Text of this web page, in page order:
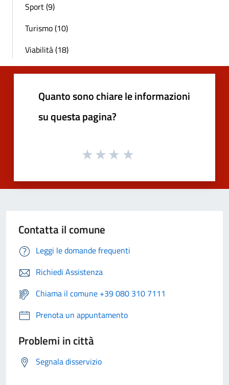
Sport (9)
Turismo (10)
Viabilità (18)
Quanto sono chiare le informazioni
su questa pagina?
Contatta il comune
Leggi le domande frequenti
Richiedi Assistenza
Chiama il comune +39 080 310 7111
Prenota un appuntamento
Problemi in città
Segnala disservizio